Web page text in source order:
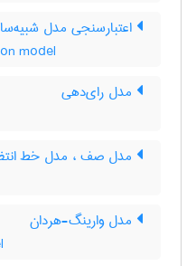
اعتبارسنجی مدل
model
مدل رای‌دهی
مدل صف ، مدل خط
مدل وارینگ-هردان